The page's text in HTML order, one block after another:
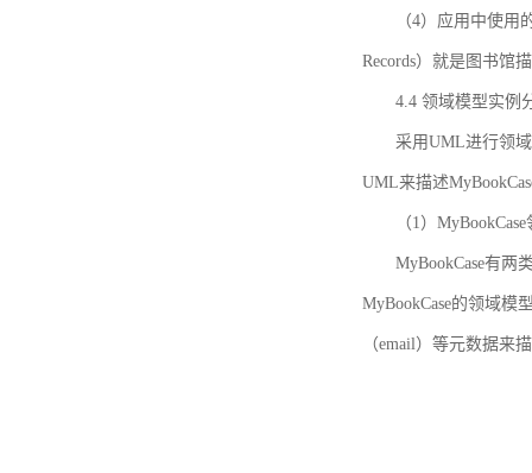
（4）应用中使用
Records）就是图书馆
4.4 领域模型实例
采用UML进行领
UML来描述
（1）
MyBookCase有两
MyBookCase的领域模
（email）等元数据来